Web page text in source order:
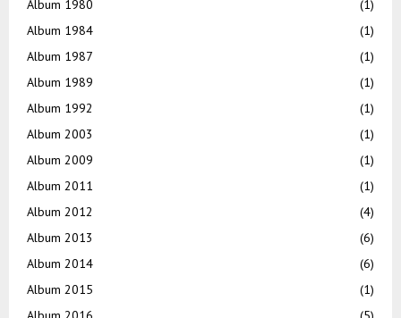
Album 1980
(1)
Album 1984
(1)
Album 1987
(1)
Album 1989
(1)
Album 1992
(1)
Album 2003
(1)
Album 2009
(1)
Album 2011
(1)
Album 2012
(4)
Album 2013
(6)
Album 2014
(6)
Album 2015
(1)